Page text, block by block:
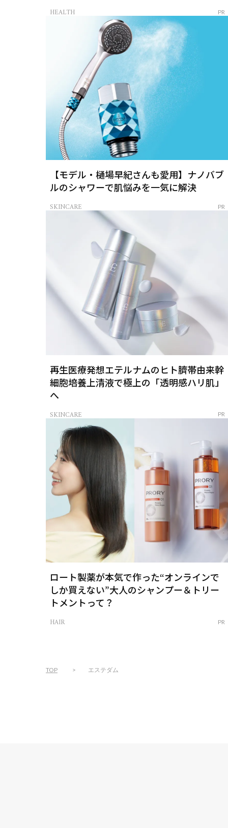
HEALTH PR
【モデル・樋場早紀さんも愛用】ナノバブ
ルのシャワーで肌悩みを一気に解決
SKINCARE PR
再生医療発想エテルナムのヒト臍帯由来幹
細胞培養上清液で極上の「透明感ハリ肌」
へ
SKINCARE PR
ロート製薬が本気で作った“オンラインで
しか買えない”大人のシャンプー＆トリー
トメントって？
HAIR PR
TOP エステダム